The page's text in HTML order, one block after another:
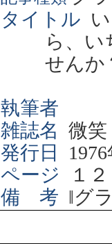
タイトル
ら、
せんか
執筆者
雑誌名 微笑
発行日
1976
ページ
１
備 考 ‖グ